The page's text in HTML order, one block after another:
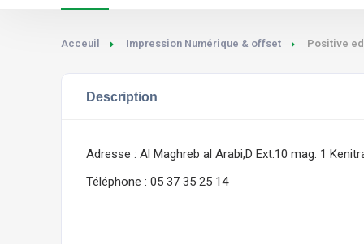
Acceuil Impression Numérique & offset Positive
Description
Adresse : Al Maghreb al Arabi,D Ext.10 mag. 1
Téléphone : 05 37 35 25 14